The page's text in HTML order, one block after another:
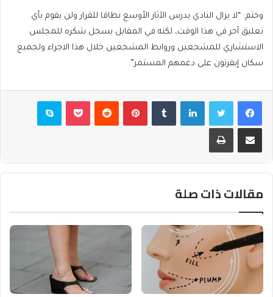
وختم: “لا يزال النادي يدرس الآثار الأوسع نطاقا للقرار ولن يقوم بأي
تعليق آخر في هذا الوقت، لكنه في المقابل يسجل شكره للمجلس
الاستشاري للمشجعين وروابط المشجعين خلال هذا الاجراء ولجميع
سكان إيفرتون على دعمهم المستمر”.
فيسبوكتويتر لينكدإن بينتيريست بوكيت سكايب
مشاركة عبر البريد طباعة
مقالات ذات صلة